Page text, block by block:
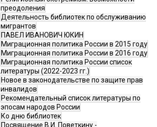
преодоления
Деятельность библиотек по обслуживанию
мигрантов
ПАВЕЛ ИВАНОВИЧ ЮКИН
Миграционная политика России в 2015 году
Миграционная политика России в 2016 году
Миграционная политика России список
литературы (2022-2023 гг.)
Новое в законодательстве по защите прав
инвалидов
Рекомендательный список литературы по
эпосам народов России
Ко дню библиотек
Посвящение В.И. Поветкину -